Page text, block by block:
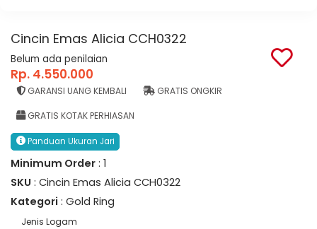
Cincin Emas Alicia CCH0322
Belum ada penilaian
Rp. 4.550.000
GARANSI UANG KEMBALI GRATIS ONGKIR
GRATIS KOTAK PERHIASAN
Panduan Ukuran Jari
Minimum Order : 1
SKU : Cincin Emas Alicia CCH0322
Kategori : Gold Ring
Jenis Logam